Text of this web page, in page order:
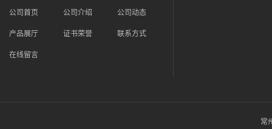
公司首页 公司介绍 公司动态
产品展厅 证书荣誉 联系方式
在线留言
常